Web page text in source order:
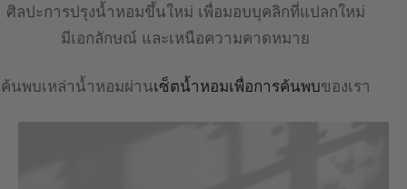
ศิลปะการปรุงน้ำหอมขึ้นใหม่ เพื่อมอบบุคลิกที่แปลกใหม่
มีเอกลักษณ์ และเหนือความคาดหมาย
ค้นพบเหล่าน้ำหอมผ่านเซ็ตน้ำหอมเพื่อการค้นพบของเรา